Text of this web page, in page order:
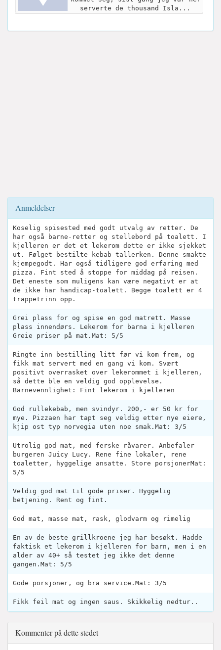
serverte de thousand Isla...
Anmeldelser
Koselig spisested med godt utvalg av retter. De
har også barne-retter og stellebord på toalett. I
kjelleren er det et lekerom dette er ikke sjekket
ut. Følget bestilte kebab-tallerken. Denne smakte
kjempegodt. Har også tidligere god erfaring med
pizza. Fint sted å stoppe for middag på reisen.
Det eneste som muligens kan være negativt er at
de ikke har handicap-toalett. Begge toalett er 4
trappetrinn opp.
Grei plass for og spise en god matrett. Masse
plass innendørs. Lekerom for barna i kjelleren
Greie priser på mat.Mat: 5/5
Ringte inn bestilling litt før vi kom frem, og
fikk mat servert med en gang vi kom. Svært
positivt overrasket over lekerommet i kjelleren,
så dette ble en veldig god opplevelse.
Barnevennlighet: Fint lekerom i kjelleren
God rullekebab, men svindyr. 200,- er 50 kr for
mye. Pizzaen har tapt seg veldig etter nye eiere,
kjip ost typ norvegia uten noe smak.Mat: 3/5
Utrolig god mat, med ferske råvarer. Anbefaler
burgeren Juicy Lucy. Rene fine lokaler, rene
toaletter, hyggelige ansatte. Store porsjonerMat:
5/5
Veldig god mat til gode priser. Hyggelig
betjening. Rent og fint.
God mat, masse mat, rask, glodvarm og rimelig
En av de beste grillkroene jeg har besøkt. Hadde
faktisk et lekerom i kjelleren for barn, men i en
alder av 40+ så testet jeg ikke det denne
gangen.Mat: 5/5
Gode porsjoner, og bra service.Mat: 3/5
Fikk feil mat og ingen saus. Skikkelig nedtur..
Kommenter på dette stedet